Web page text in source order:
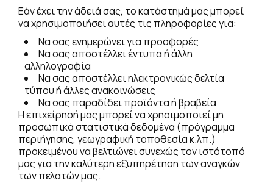
Εάν έχει την άδειά σας, το κατάστημά μας μπορεί
να χρησιμοποιήσει αυτές τις πληροφορίες για:
Να σας ενημερώνει για προσφορές
Να σας αποστέλλει έντυπα ή άλλη
αλληλογραφία
Να σας αποστέλλει ηλεκτρονικώς δελτία
τύπου ή άλλες ανακοινώσεις
Να σας παραδίδει προϊόντα ή βραβεία
Η επιχείρησή μας μπορεί να χρησιμοποιεί μη
προσωπικά στατιστικά δεδομένα (πρόγραμμα
περιήγησης, γεωγραφική τοποθεσία κ.λπ.)
προκειμένου να βελτιώνει συνεχώς τον ιστότοπό
μας για την καλύτερη εξυπηρέτηση των αναγκών
των πελατών μας.